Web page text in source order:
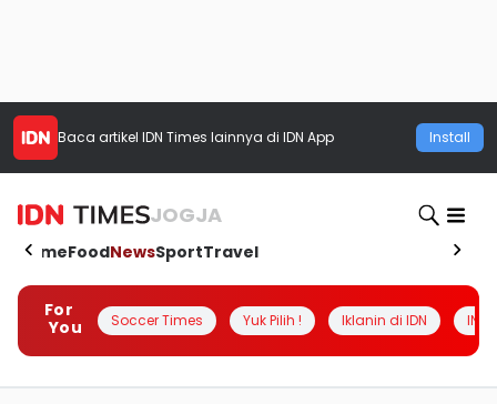
Baca artikel IDN Times lainnya di IDN App Install
JOGJA
HomeFoodNewsSportTravel
For
You
Soccer Times Yuk Pilih ! Iklanin di IDN